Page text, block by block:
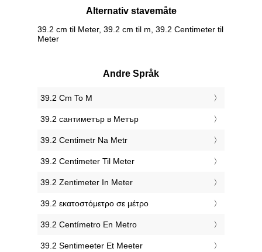
Alternativ stavemåte
39.2 cm til Meter, 39.2 cm til m, 39.2 Centimeter til
Meter
Andre Språk
‎39.2 Cm To M
‎39.2 сантиметър в Метър
‎39.2 Centimetr Na Metr
‎39.2 Centimeter Til Meter
‎39.2 Zentimeter In Meter
‎39.2 εκατοστόμετρο σε μέτρο
‎39.2 Centímetro En Metro
‎39.2 Sentimeeter Et Meeter